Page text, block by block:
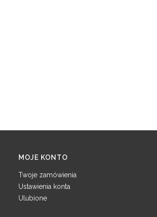
MOJE KONTO
Twoje zamówienia
Ustawienia konta
Ulubione